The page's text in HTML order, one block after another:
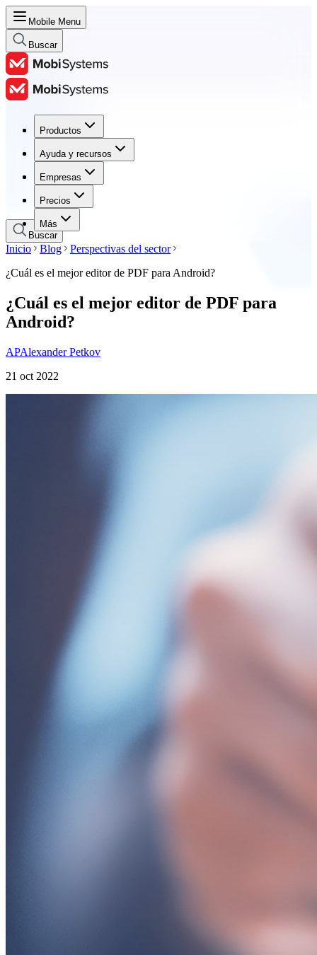
Mobile Menu
Buscar
Productos
Ayuda y recursos
Empresas
Precios
Más
Productos
Ayuda y recursos
Empresas
Precios
Buscar
Inicio Blog
Perspectivas del sector
¿Cuál es el mejor editor de PDF para Android?
¿Cuál es el mejor editor de PDF para
Android?
APAlexander Petkov
21 oct 2022